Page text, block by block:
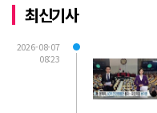
최신기사
2026-08-07
08:23